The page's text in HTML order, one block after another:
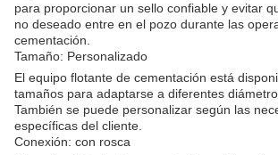
para proporcionar un sello confiable y evitar
no deseado entre en el pozo durante las
cementación.
Tamaño: Personalizado
El equipo flotante de cementación está
tamaños para adaptarse a diferentes
También se puede personalizar según las
específicas del cliente.
Conexión: con rosca